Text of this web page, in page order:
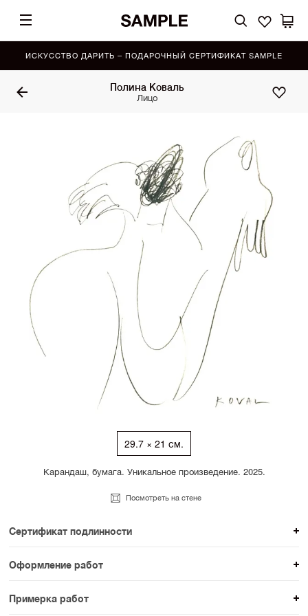
ИСКУССТВО ДАРИТЬ – ПОДАРОЧНЫЙ СЕРТИФИКАТ SAMPLE
Полина Коваль
Лицо
29.7 × 21 см.
Карандаш, бумага. Уникальное произведение. 2025.
Посмотреть на стене
Сертификат подлинности
К каждому авторскому произведению мы
прикладываем сертификат подлинности. Для товаров
раздела SAMPLE СЕРИЯ сертификаты не
Оформление работ
При покупке произведения вы можете выбрать и
оплатить вариант оформления. На сайте доступен
Примерка работ